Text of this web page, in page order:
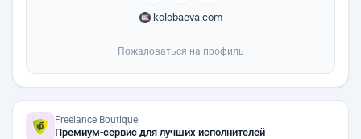
kolobaeva.com
Пожаловаться на профиль
Freelance.Boutique
Премиум-сервис для лучших исполнителей